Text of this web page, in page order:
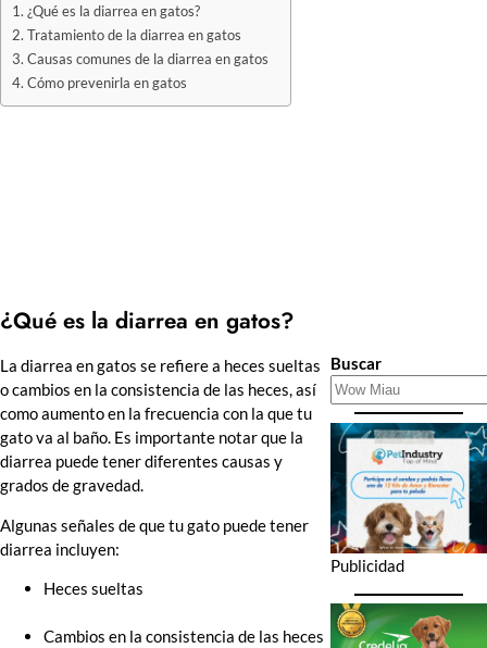
¿Qué es la diarrea en gatos?
Tratamiento de la diarrea en gatos
Causas comunes de la diarrea en gatos
Cómo prevenirla en gatos
¿Qué es la diarrea en gatos?
La diarrea en gatos se refiere a heces sueltas
o cambios en la consistencia de las heces, así
como aumento en la frecuencia con la que tu
gato va al baño. Es importante notar que la
diarrea puede tener diferentes causas y
grados de gravedad.
Algunas señales de que tu gato puede tener
diarrea incluyen:
Heces sueltas
Cambios en la consistencia de las heces
Buscar
Publicidad